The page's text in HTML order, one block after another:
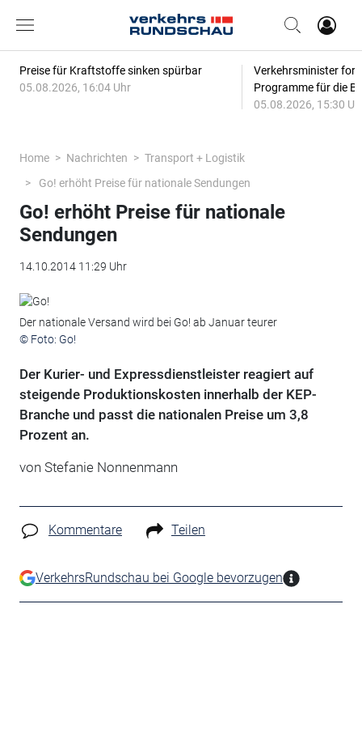
Preise für Kraftstoffe sinken spürbar
05.08.2026, 16:04 Uhr
Verkehrsminister
Programme für die
05.08.2026, 15:30
Home Nachrichten
Transport + Logistik
Go! erhöht Preise für nationale Sendungen
Go! erhöht Preise für nationale
Sendungen
14.10.2014 11:29 Uhr
Der nationale Versand wird bei Go! ab Januar teurer
© Foto: Go!
Der Kurier- und Expressdienstleister reagiert auf
steigende Produktionskosten innerhalb der KEP-
Branche und passt die nationalen Preise um 3,8
Prozent an.
von Stefanie Nonnenmann
Kommentare Teilen
VerkehrsRundschau bei Google bevorzugen